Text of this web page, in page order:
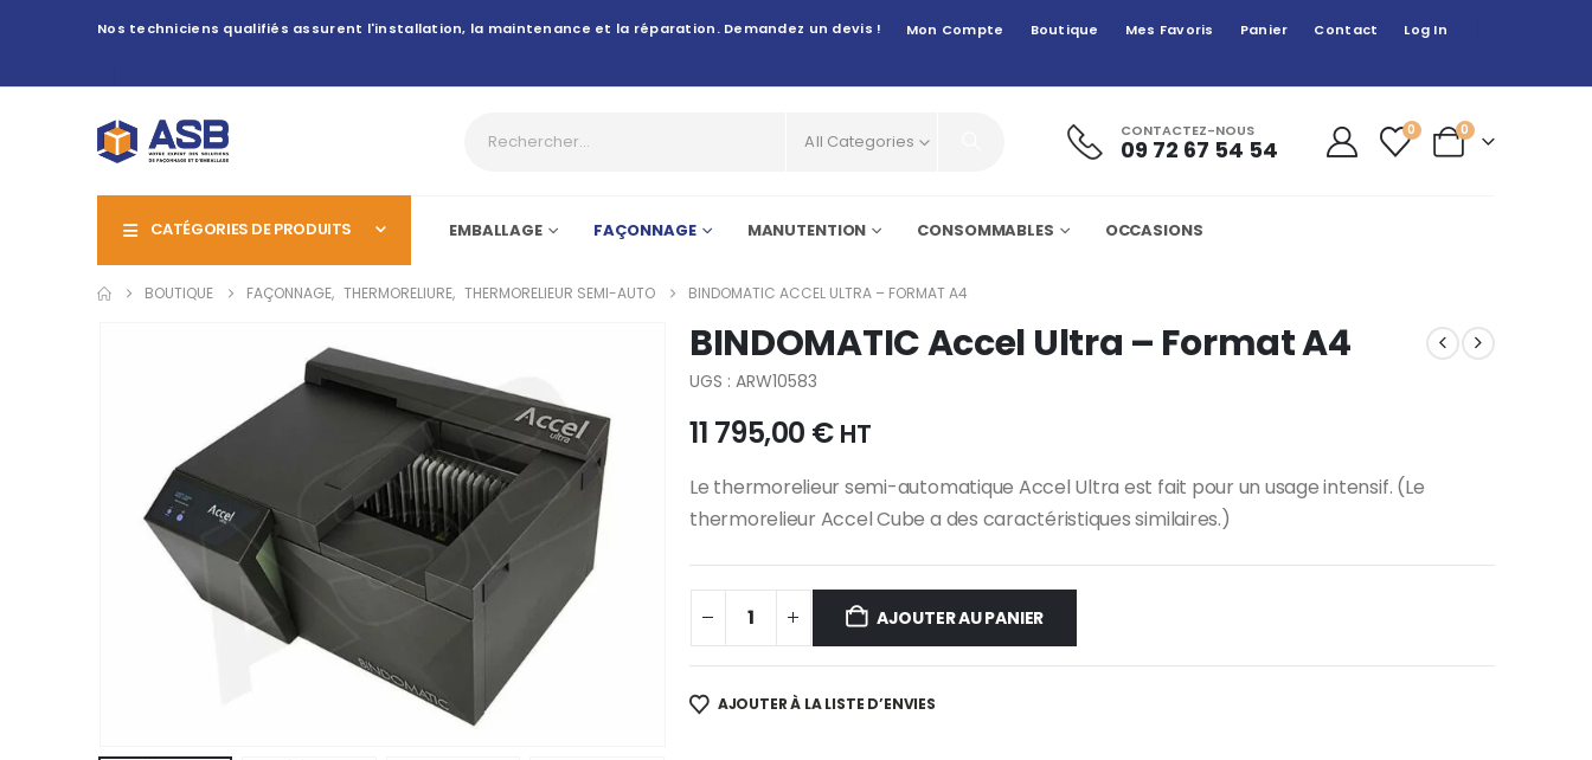
Nos techniciens qualifiés assurent l'installation, la maintenance et la réparation. Demandez un devis ! Mon Compte Boutique Mes Favoris Panier Contact Log In
All Categories CONTACTEZ-NOUS
09 72 67 54 54
0 0
CATÉGORIES DE PRODUITS EMBALLAGE FAÇONNAGE MANUTENTION CONSOMMABLES OCCASIONS
BOUTIQUE FAÇONNAGE, THERMORELIURE, THERMORELIEUR SEMI-AUTO BINDOMATIC ACCEL ULTRA – FORMAT A4
BINDOMATIC Accel Ultra – Format A4
UGS : ARW10583
11 795,00 € HT
Le thermorelieur semi-automatique Accel Ultra est fait pour un usage intensif. (Le
thermorelieur Accel Cube a des caractéristiques similaires.)
AJOUTER AU PANIER
AJOUTER À LA LISTE D’ENVIES